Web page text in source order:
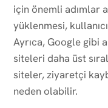
için önemli adımlar
yüklenmesi,
Ayrıca, Google gibi
siteleri daha üst
siteler, ziyaretçi
neden olabilir.